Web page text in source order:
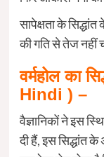
सापेक्षता के
की गति से तेज नहीं
वर्महोल का
Hindi ) –
वैज्ञानिकों ने इस
दी हैं, इस सिद्धांत